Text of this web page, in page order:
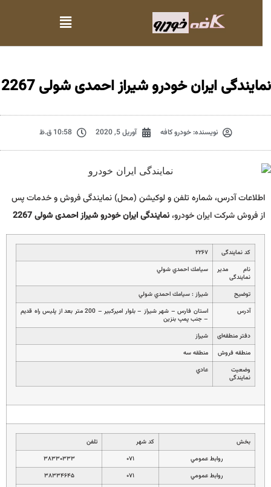
ایران خودرو شیراز احمدی شولی 2267
نویسنده:خودرو کافه آوریل 5, 2020 10:58 ق.ظ
اطلاعات آدرس، شماره تلفن و لوکیشن (محل) نمایندگی فروش و خدمات پس
از فروش شرکت ایران خودرو،نمایندگی ایران خودرو شیراز احمدی شولی 2267
کد نمایندگی
۲۲۶۷
نام مدیر
نمایندگی
سيامك احمدي شولي
توضیح
شيراز : سيامك احمدي شولي
آدرس
استان فارس – شهر شيراز – بلوار اميركبير – 200 متر بعد از پليس راه قديم
– جنب پمپ بنزين
دفتر منطقه‌ای
شيراز
منطقه فروش
منطقه سه
وضعیت
نمایندگی
عادي
بخش کد شهر
تلفن
روابط عمومي
۰۷۱
۳۸۳۳۰۳۳۳
روابط عمومي
۰۷۱
۳۸۳۳۴۶۴۵